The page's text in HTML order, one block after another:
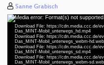
Sanne Grabisch
Video
Player
Media error: Format(s) not
Download File: https://cdn.media.ccc.de/
Das_MINT-Mobil_unterwegs_hd.mp4
Download File: https://cdn.media.ccc.de/
Das_MINT-Mobil_unterwegs_webm-
Download File: https://cdn.media.ccc.de/
Das_MINT-Mobil_unterwegs_sd.mp4
Download File: https://cdn.media.ccc.de/
Das_MINT-Mobil_unterwegs_webm-